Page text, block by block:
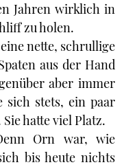
Jahren wirklich in
zu holen.
nette, schrullige
aus der Hand
aber immer
sich stets, ein paar
hatte viel Platz.
Orn war, wie
bis heute nichts